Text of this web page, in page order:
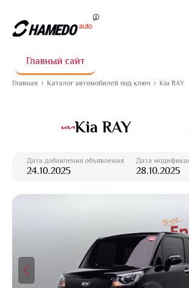
Главный сайт
Главная Каталог автомобилей под ключ Kia RAY
Kia RAY
Дата добавления объявления
24.10.2025
Дата
28.10.2025